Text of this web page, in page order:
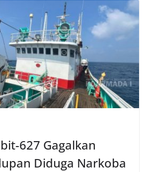
627 Gagalkan
Diduga Narkoba